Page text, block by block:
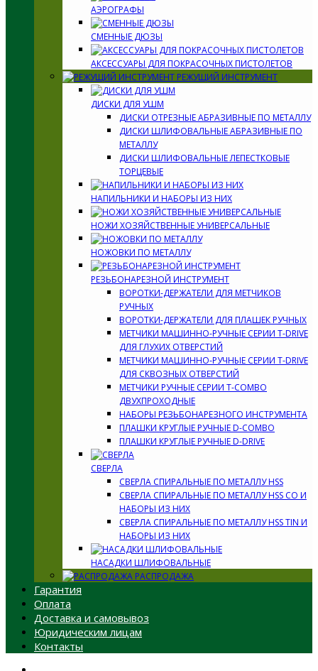
АЭРОГРАФЫ
СМЕННЫЕ ДЮЗЫ
АКСЕССУАРЫ ДЛЯ ПОКРАСОЧНЫХ ПИСТОЛЕТОВ
РЕЖУЩИЙ ИНСТРУМЕНТ
ДИСКИ ДЛЯ УШМ
ДИСКИ ОТРЕЗНЫЕ АБРАЗИВНЫЕ ПО МЕТАЛЛУ
ДИСКИ ШЛИФОВАЛЬНЫЕ АБРАЗИВНЫЕ ПО
МЕТАЛЛУ
ДИСКИ ШЛИФОВАЛЬНЫЕ ЛЕПЕСТКОВЫЕ
ТОРЦЕВЫЕ
НАПИЛЬНИКИ И НАБОРЫ ИЗ НИХ
НОЖИ ХОЗЯЙСТВЕННЫЕ УНИВЕРСАЛЬНЫЕ
НОЖОВКИ ПО МЕТАЛЛУ
РЕЗЬБОНАРЕЗНОЙ ИНСТРУМЕНТ
ВОРОТКИ-ДЕРЖАТЕЛИ ДЛЯ МЕТЧИКОВ
РУЧНЫХ
ВОРОТКИ-ДЕРЖАТЕЛИ ДЛЯ ПЛАШЕК РУЧНЫХ
МЕТЧИКИ МАШИННО-РУЧНЫЕ СЕРИИ T-DRIVE
ДЛЯ ГЛУХИХ ОТВЕРСТИЙ
МЕТЧИКИ МАШИННО-РУЧНЫЕ СЕРИИ T-DRIVE
ДЛЯ СКВОЗНЫХ ОТВЕРСТИЙ
МЕТЧИКИ РУЧНЫЕ СЕРИИ T-COMBO
ДВУХПРОХОДНЫЕ
НАБОРЫ РЕЗЬБОНАРЕЗНОГО ИНСТРУМЕНТА
ПЛАШКИ КРУГЛЫЕ РУЧНЫЕ D-COMBO
ПЛАШКИ КРУГЛЫЕ РУЧНЫЕ D-DRIVE
СВЕРЛА
СВЕРЛА СПИРАЛЬНЫЕ ПО МЕТАЛЛУ HSS
СВЕРЛА СПИРАЛЬНЫЕ ПО МЕТАЛЛУ HSS CO И
НАБОРЫ ИЗ НИХ
СВЕРЛА СПИРАЛЬНЫЕ ПО МЕТАЛЛУ HSS TIN И
НАБОРЫ ИЗ НИХ
НАСАДКИ ШЛИФОВАЛЬНЫЕ
РАСПРОДАЖА
Гарантия
Оплата
Доставка и самовывоз
Юридическим лицам
Контакты